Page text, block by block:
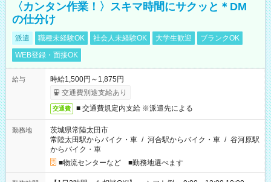
〈カンタン作業！〉スキマ時間にサクッと＊DM
の仕分け
派遣 職種未経験OK 社会人未経験OK 大学生歓迎
ブランクOK
WEB登録・面接OK
給与
時給1,500円～1,875円
交通費別途支給あり
交通費 ■ 交通費規定内支給 ※派遣先による
勤務地
茨城県常陸太田市
常陸太田駅からバイク・車 / 河合駅からバイク・車 / 谷河原駅
からバイク・車
■物流センターなど ■勤務地選べます